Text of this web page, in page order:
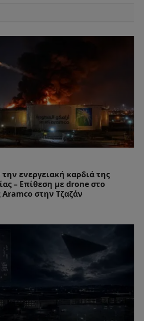
ενεργειακή καρδιά της
– Επίθεση με drone στο
Aramco στην Τζαζάν